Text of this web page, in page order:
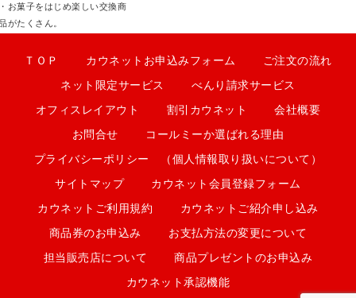
お菓子をはじめ楽しい交換商
がたくさん。
ＴＯＰ カウネットお申込みフォーム ご注文の流れ
ネット限定サービス べんり請求サービス
オフィスレイアウト 割引カウネット 会社概要
お問合せ コールミーか選ばれる理由
プライバシーポリシー （個人情報取り扱いについて）
サイトマップ カウネット会員登録フォーム
カウネットご利用規約 カウネットご紹介申し込み
商品券のお申込み お支払方法の変更について
担当販売店について 商品プレゼントのお申込み
カウネット承認機能